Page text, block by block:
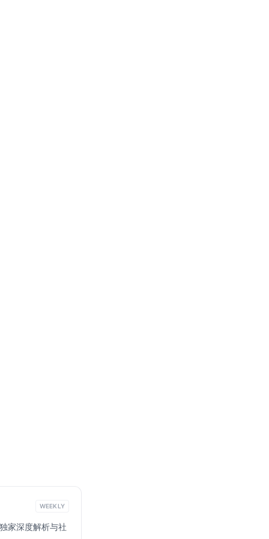
WEEKLY
家深度解析与社